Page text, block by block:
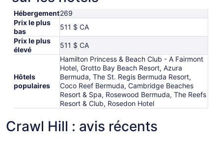
Hébergement269
Prix le plus
bas
511 $ CA
Prix le plus
élevé
511 $ CA
Hôtels
populaires
Hamilton Princess & Beach Club - A Fairmont
Hotel, Grotto Bay Beach Resort, Azura
Bermuda, The St. Regis Bermuda Resort,
Coco Reef Bermuda, Cambridge Beaches
Resort & Spa, Rosewood Bermuda, The Reefs
Resort & Club, Rosedon Hotel
Crawl Hill : avis récents